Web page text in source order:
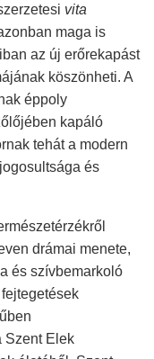
vita
maga is
az új erőrekapást
köszönheti. A
éppoly
kapáló
tehát a modern
és
drámai menete,
és szívbemarkoló
Szent Elek